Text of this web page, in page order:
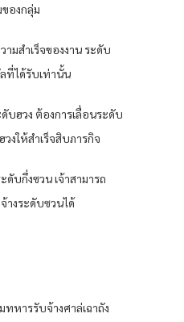
ของกลุ่ม
มสำเร็จของงาน ระดับ
ลที่ได้รับเท่านั้น
บฮวง ต้องการเลื่อนระดับ
งให้สำเร็จสิบภารกิจ
บกึ่งซวน เจ้าสามารถ
างระดับซวนได้
ทหารรับจ้างศาล่เฉาถัง